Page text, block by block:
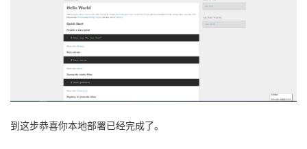
到这步恭喜你本地部署已经完成了。